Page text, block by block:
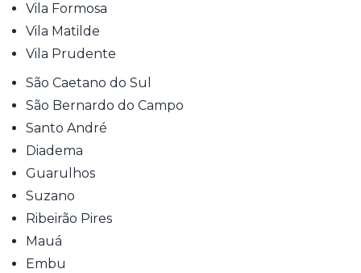
Vila Formosa
Vila Matilde
Vila Prudente
São Caetano do Sul
São Bernardo do Campo
Santo André
Diadema
Guarulhos
Suzano
Ribeirão Pires
Mauá
Embu